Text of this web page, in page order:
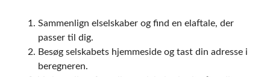
Sammenlign elselskaber og find en elaftale, der
passer til dig.
Besøg selskabets hjemmeside og tast din adresse i
beregneren.